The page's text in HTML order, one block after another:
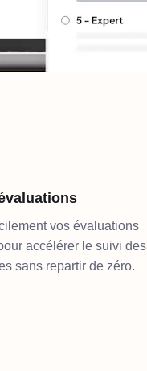
vos évaluations
accélérer le suivi des
sans repartir de zéro.